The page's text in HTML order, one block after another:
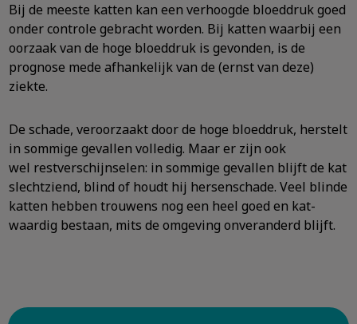
Bij de meeste katten kan een verhoogde bloeddruk goed
onder controle gebracht worden. Bij katten waarbij een
oorzaak van de hoge bloeddruk is gevonden, is de
prognose mede afhankelijk van de (ernst van deze)
ziekte.
De schade, veroorzaakt door de hoge bloeddruk, herstelt
in sommige gevallen volledig. Maar er zijn ook
wel restverschijnselen: in sommige gevallen blijft de kat
slechtziend, blind of houdt hij hersenschade. Veel blinde
katten hebben trouwens nog een heel goed en kat-
waardig bestaan, mits de omgeving onveranderd blijft.